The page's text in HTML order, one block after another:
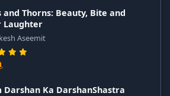
and Thorns: Beauty, Bite and
Laughter
Aseemit
Darshan Ka DarshanShastra